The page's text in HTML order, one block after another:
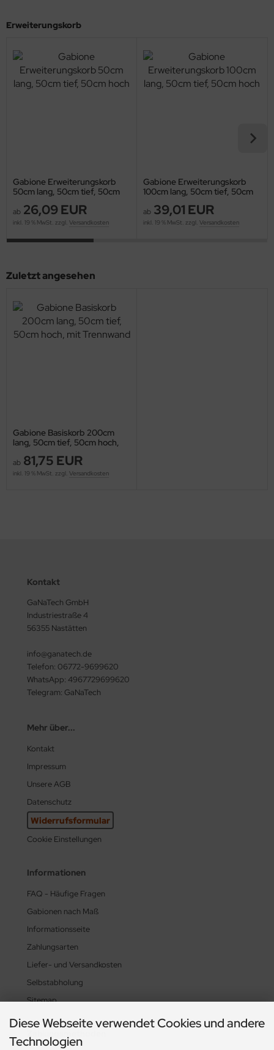
Erweiterungskorb
Gabione Erweiterungskorb
50cm lang, 50cm tief, 50cm
ab 26,09 EUR
inkl. 19 % MwSt. zzgl. Versandkosten
Gabione Erweiterungskorb
100cm lang, 50cm tief, 50cm
ab 39,01 EUR
inkl. 19 % MwSt. zzgl. Versandkosten
Zuletzt angesehen
Gabione Basiskorb 200cm
lang, 50cm tief, 50cm hoch,
ab 81,75 EUR
inkl. 19 % MwSt. zzgl. Versandkosten
Kontakt
GaNaTech GmbH
Industriestraße 4
56355 Nastätten
info@ganatech.de
Telefon: 06772-9699620
WhatsApp: 4967729699620
Telegram: GaNaTech
Mehr über...
Kontakt
Impressum
Unsere AGB
Datenschutz
Widerrufsformular
Cookie Einstellungen
Informationen
FAQ - Häufige Fragen
Gabionen nach Maß
Informationsseite
Zahlungsarten
Liefer- und Versandkosten
Selbstabholung
Sitemap
Diese Webseite verwendet Cookies und andere
Technologien